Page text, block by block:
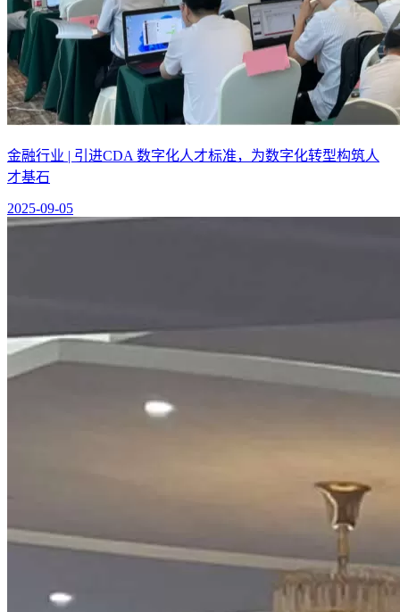
金融行业 | 引进CDA 数字化人才标准，为数字化转型构筑人
才基石
2025-09-05